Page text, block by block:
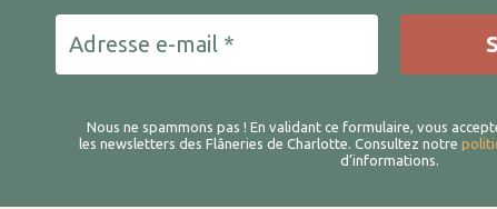
Nous ne spammons pas ! En validant ce formulaire, vous
les newsletters des Flâneries de Charlotte. Consultez notre
d’informations.